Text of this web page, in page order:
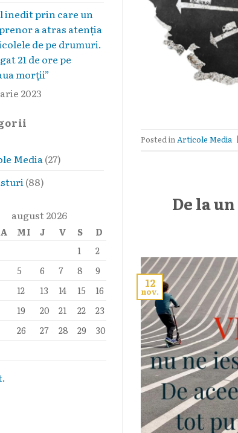
inedit prin care un
a atras atenția
de pe drumuri.
21 de ore pe
morții”
2023
Media(27)
(88)
august 2026
MI J V S
D
1
2
5 6 7 8
9
12 13 14 15
16
19 20 21 22
23
26 27 28 29
30
Posted inArticole Media |
De la
12
nov.